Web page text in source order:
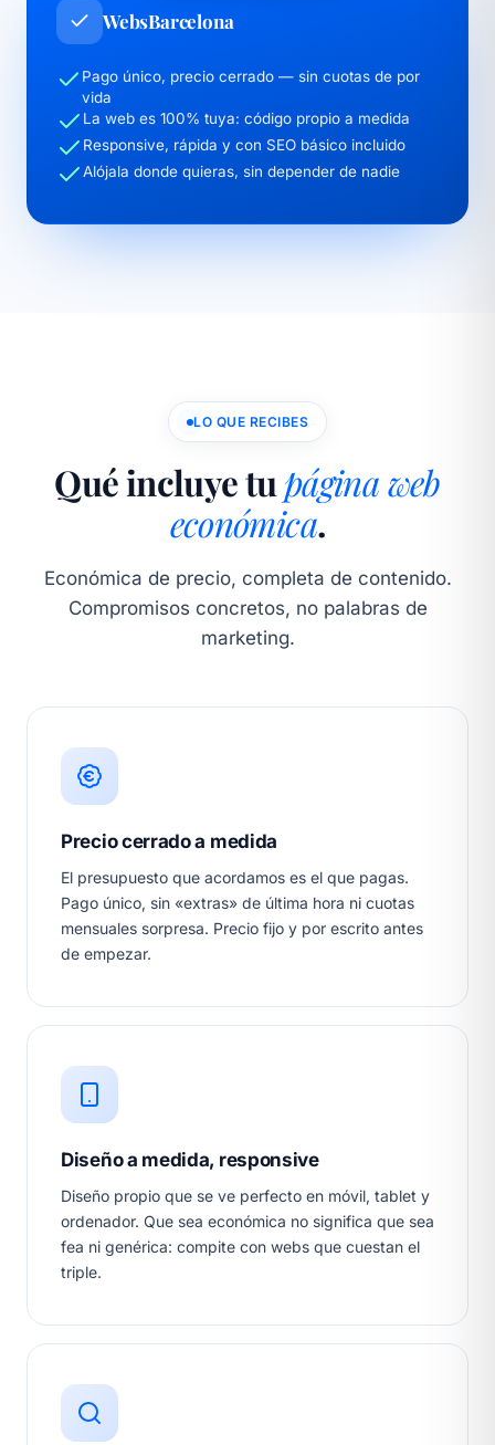
WebsBarcelona
Pago único, precio cerrado — sin cuotas de por
vida
La web es 100% tuya: código propio a medida
Responsive, rápida y con SEO básico incluido
Alójala donde quieras, sin depender de nadie
LO QUE RECIBES
Qué incluye tupágina web
económica.
Económica de precio, completa de contenido.
Compromisos concretos, no palabras de
marketing.
Precio cerrado a medida
El presupuesto que acordamos es el que pagas.
Pago único, sin «extras» de última hora ni cuotas
mensuales sorpresa. Precio fijo y por escrito antes
de empezar.
Diseño a medida, responsive
Diseño propio que se ve perfecto en móvil, tablet y
ordenador. Que sea económica no significa que sea
fea ni genérica: compite con webs que cuestan el
triple.